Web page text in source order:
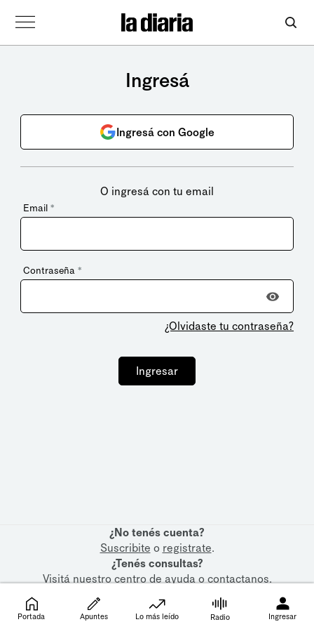
Ingresá
Ingresá con Google
O ingresá con tu email
Email *
Contraseña *
¿Olvidaste tu contraseña?
Ingresar
¿No tenés cuenta?
Suscribite o registrate.
¿Tenés consultas?
Visitá nuestrocentro de ayudaocontactanos.
Portada Apuntes Lo más leído Radio Ingresar